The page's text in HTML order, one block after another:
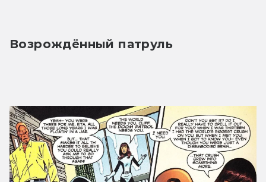
Возрождённый патруль